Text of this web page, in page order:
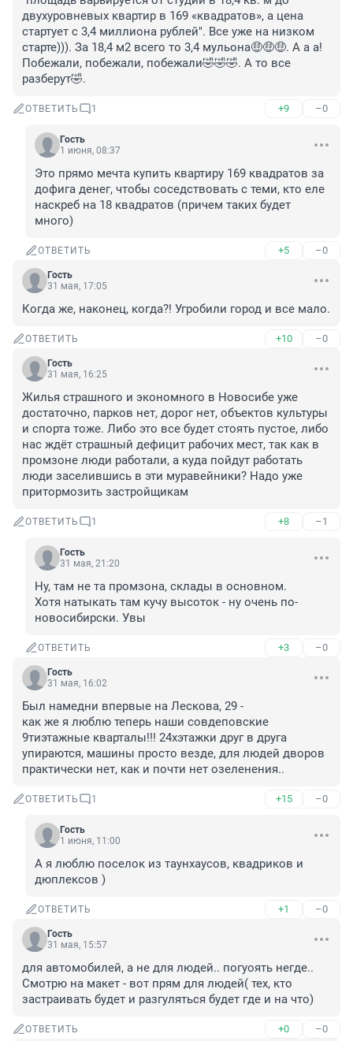
двухуровневых квартир в 169 «квадратов», а цена
стартует с 3,4 миллиона рублей". Все уже на низком
старте))). За 18,4 м2 всего то 3,4 мульона🤑🤑🤑. А а а!
Побежали, побежали, побежали🤣🤣🤣. А то все
разберут🤣.
ОТВЕТИТЬ 1 +9 –0
Гость
1 июня, 08:37
Это прямо мечта купить квартиру 169 квадратов за
дофига денег, чтобы соседствовать с теми, кто еле
наскреб на 18 квадратов (причем таких будет
много)
ОТВЕТИТЬ +5 –0
Гость
31 мая, 17:05
Когда же, наконец, когда?! Угробили город и все мало.
ОТВЕТИТЬ +10 –0
Гость
31 мая, 16:25
Жилья страшного и экономного в Новосибе уже
достаточно, парков нет, дорог нет, объектов культуры
и спорта тоже. Либо это все будет стоять пустое, либо
нас ждёт страшный дефицит рабочих мест, так как в
промзоне люди работали, а куда пойдут работать
люди заселившись в эти муравейники? Надо уже
притормозить застройщикам
ОТВЕТИТЬ 1 +8 –1
Гость
31 мая, 21:20
Ну, там не та промзона, склады в основном.
Хотя натыкать там кучу высоток - ну очень по-
новосибирски. Увы
ОТВЕТИТЬ +3 –0
Гость
31 мая, 16:02
Был намедни впервые на Лескова, 29 -
как же я люблю теперь наши совдеповские
9тиэтажные кварталы!!! 24хэтажки друг в друга
упираются, машины просто везде, для людей дворов
практически нет, как и почти нет озеленения..
ОТВЕТИТЬ 1 +15 –0
Гость
1 июня, 11:00
А я люблю поселок из таунхаусов, квадриков и
дюплексов )
ОТВЕТИТЬ +1 –0
Гость
31 мая, 15:57
для автомобилей, а не для людей.. погуоять негде..
Смотрю на макет - вот прям для людей( тех, кто
застраивать будет и разгуляться будет где и на что)
ОТВЕТИТЬ +0 –0